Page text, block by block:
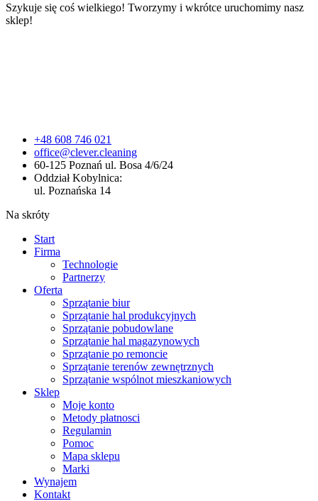
Szykuje się coś wielkiego! Tworzymy i wkrótce uruchomimy nasz
sklep!
+48 608 746 021
office@clever.cleaning
60-125 Poznań ul. Bosa 4/6/24
Oddział Kobylnica:
ul. Poznańska 14
Na skróty
Start
Firma
Technologie
Partnerzy
Oferta
Sprzątanie biur
Sprzątanie hal produkcyjnych
Sprzątanie pobudowlane
Sprzątanie hal magazynowych
Sprzątanie po remoncie
Sprzątanie terenów zewnętrznych
Sprzątanie wspólnot mieszkaniowych
Sklep
Moje konto
Metody płatnosci
Regulamin
Pomoc
Mapa sklepu
Marki
Wynajem
Kontakt